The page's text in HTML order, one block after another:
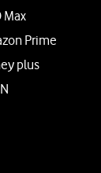
Max
Prime
plus